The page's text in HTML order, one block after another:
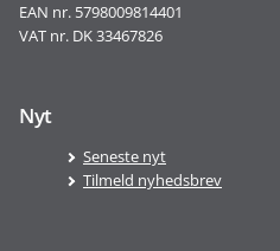
EAN nr. 5798009814401
VAT nr. DK 33467826
Nyt
Seneste nyt
Tilmeld nyhedsbrev